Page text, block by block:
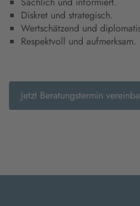
Diskret und strategisch.
Wertschätzend und
Respektvoll und aufmerksam.
Jetzt Beratungstermin